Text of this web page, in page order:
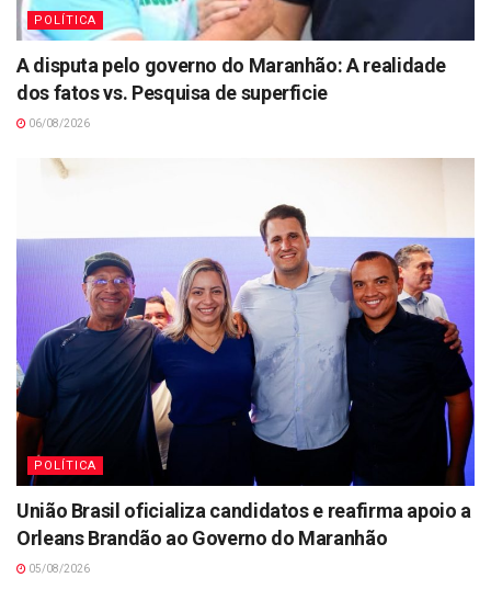
POLÍTICA
A disputa pelo governo do Maranhão: A realidade
dos fatos vs. Pesquisa de superficie
06/08/2026
POLÍTICA
União Brasil oficializa candidatos e reafirma apoio a
Orleans Brandão ao Governo do Maranhão
05/08/2026